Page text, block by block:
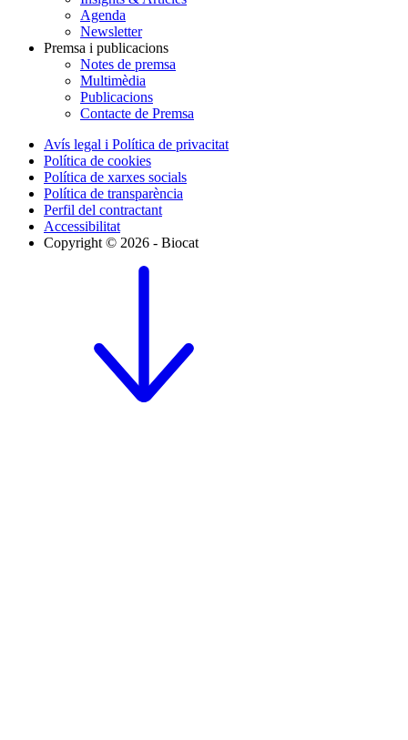
Agenda
Newsletter
Premsa i publicacions
Notes de premsa
Multimèdia
Publicacions
Contacte de Premsa
Avís legal i Política de privacitat
Política de cookies
Política de xarxes socials
Política de transparència
Perfil del contractant
Accessibilitat
Copyright © 2026 - Biocat